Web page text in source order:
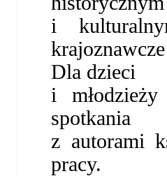
i
Dla dzieci
i
spotkania
z autorami
pracy.